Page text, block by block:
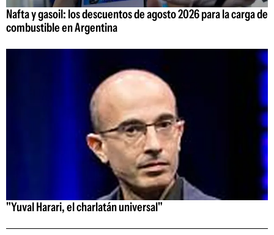
Nafta y gasoil: los descuentos de agosto 2026 para la carga de
combustible en Argentina
"Yuval Harari, el charlatán universal"